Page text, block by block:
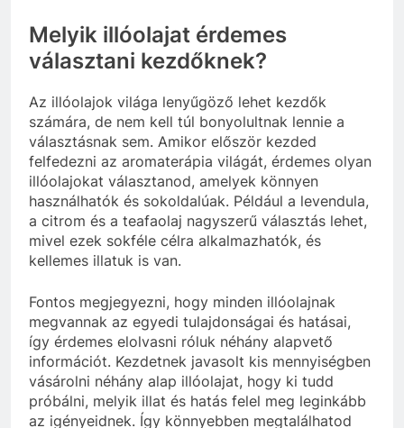
Melyik illóolajat érdemes
választani kezdőknek?
Az illóolajok világa lenyűgöző lehet kezdők
számára, de nem kell túl bonyolultnak lennie a
választásnak sem. Amikor először kezded
felfedezni az aromaterápia világát, érdemes olyan
illóolajokat választanod, amelyek könnyen
használhatók és sokoldalúak. Például a levendula,
a citrom és a teafaolaj nagyszerű választás lehet,
mivel ezek sokféle célra alkalmazhatók, és
kellemes illatuk is van.
Fontos megjegyezni, hogy minden illóolajnak
megvannak az egyedi tulajdonságai és hatásai,
így érdemes elolvasni róluk néhány alapvető
információt. Kezdetnek javasolt kis mennyiségben
vásárolni néhány alap illóolajat, hogy ki tudd
próbálni, melyik illat és hatás felel meg leginkább
az igényeidnek. Így könnyebben megtalálhatod